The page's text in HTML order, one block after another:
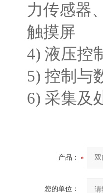
力传感器
触摸屏
4)液压控
5)控制与
6) 采集及
产品：
您的单位：